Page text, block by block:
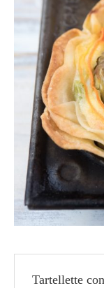
Tartellette